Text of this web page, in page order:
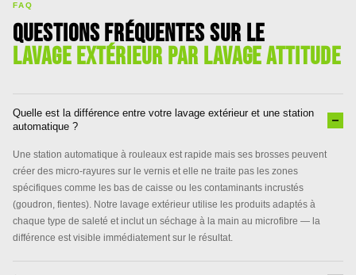
FAQ
Questions fréquentes sur le
lavage extérieur par Lavage Attitude
Quelle est la différence entre votre lavage extérieur et une station
automatique ?
Une station automatique à rouleaux est rapide mais ses brosses peuvent
créer des micro-rayures sur le vernis et elle ne traite pas les zones
spécifiques comme les bas de caisse ou les contaminants incrustés
(goudron, fientes). Notre lavage extérieur utilise les produits adaptés à
chaque type de saleté et inclut un séchage à la main au microfibre — la
différence est visible immédiatement sur le résultat.